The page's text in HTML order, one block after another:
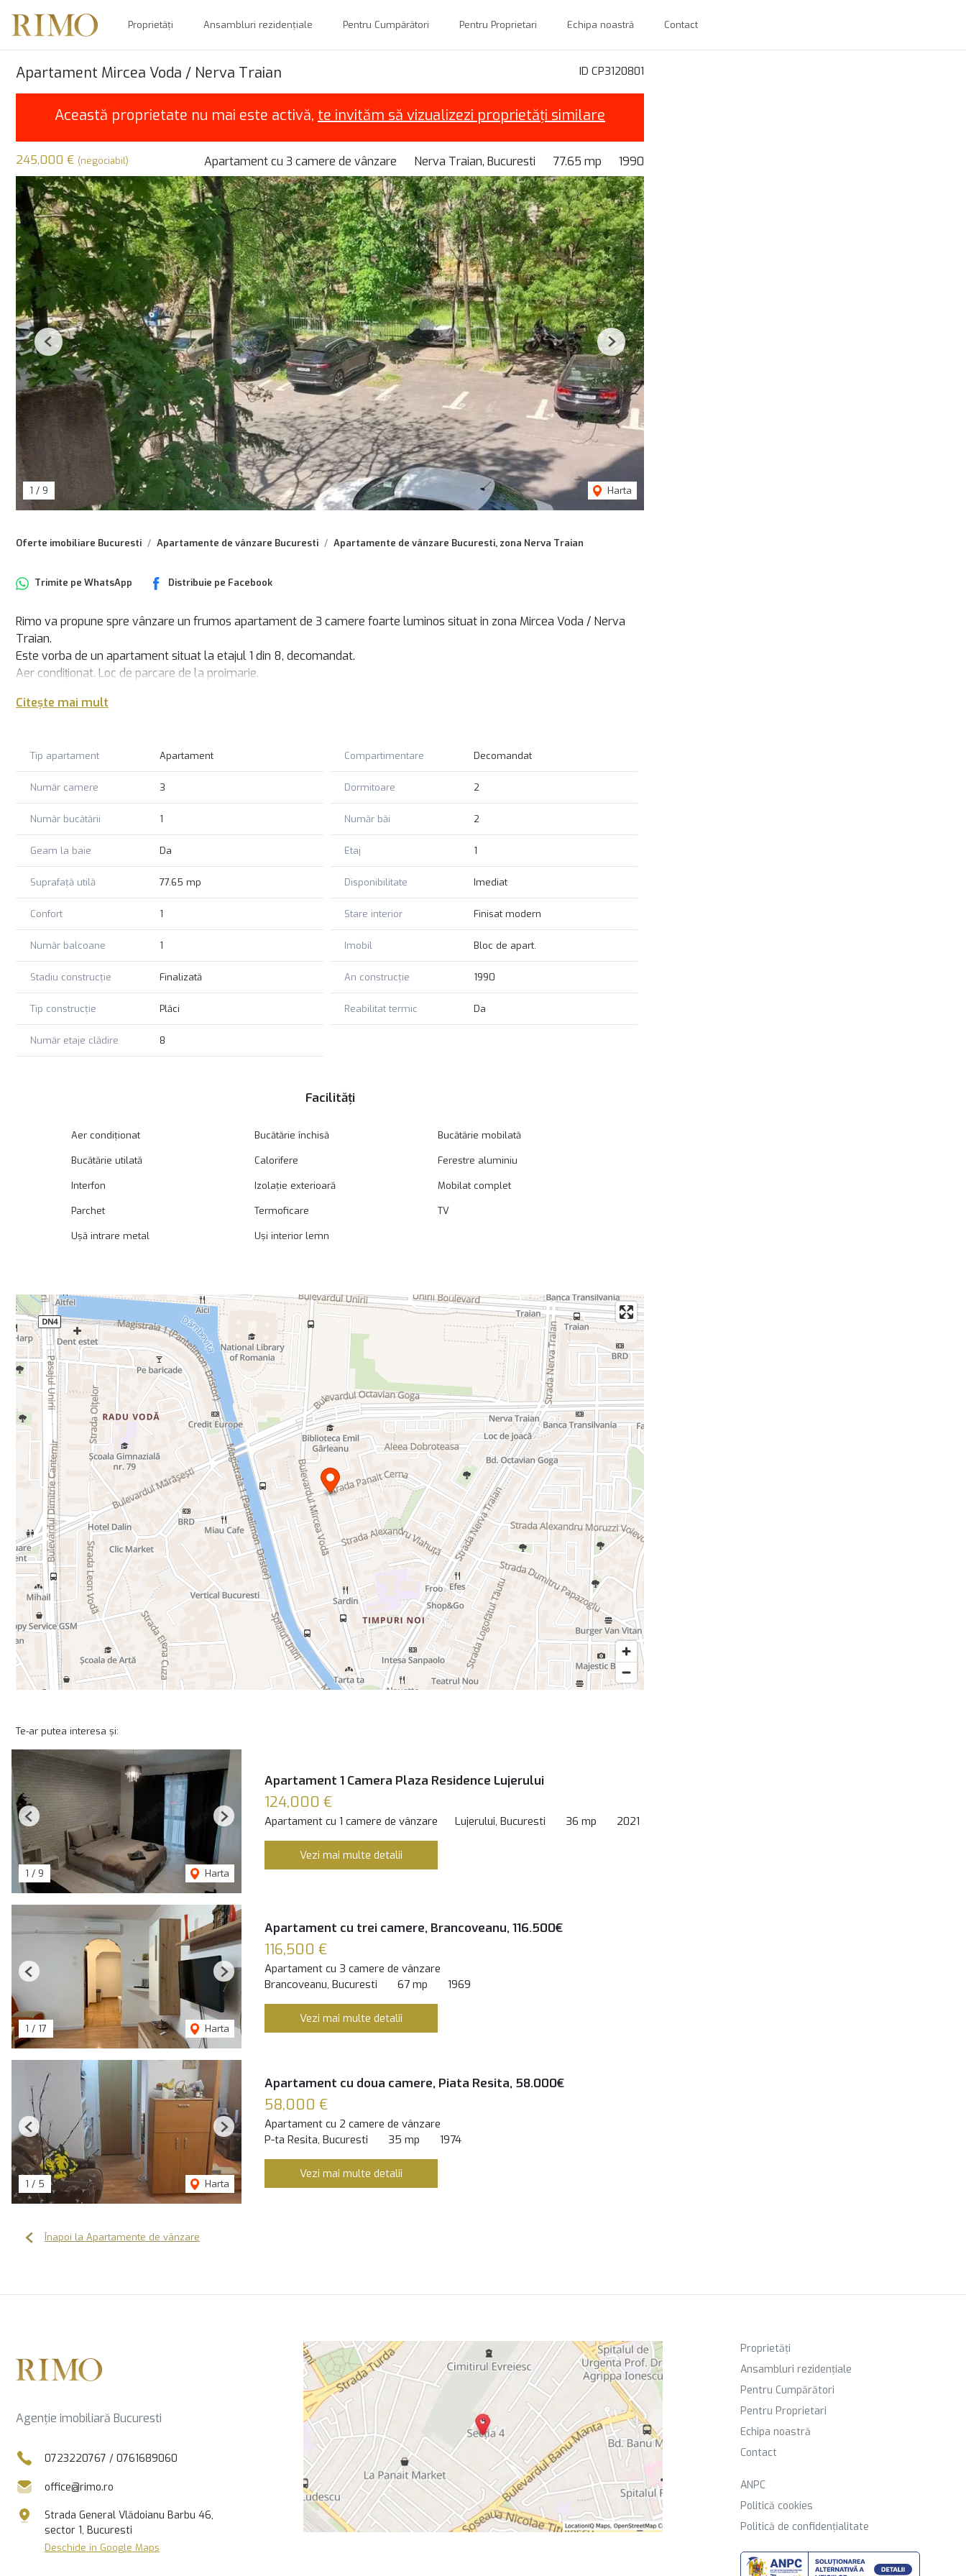
Proprietăți Ansambluri rezidențiale Pentru Cumpărători Pentru Proprietari Echipa noastră Contact
ID CP3120801
Apartament Mircea Voda / Nerva Traian
Această proprietate nu mai este activă, te invităm să vizualizezi proprietăți similare
245,000 € (negociabil) Apartament cu 3 camere de vânzare Nerva Traian, Bucuresti 77.65 mp 1990
1 / 9 Harta
Previous Next
Oferte imobiliare Bucuresti Apartamente de vânzare Bucuresti Apartamente de vânzare Bucuresti, zona Nerva Traian
Trimite pe WhatsApp Distribuie pe Facebook
Rimo va propune spre vânzare un frumos apartament de 3 camere foarte luminos situat in zona Mircea Voda / Nerva
Traian.
Este vorba de un apartament situat la etajul 1 din 8, decomandat.
Aer condiționat. Loc de parcare de la proimarie.
Suprafata utila de 76,65 mp.
autobuz și metrou.
Acces rapid către Unirii, Timpuri Noi, Nerva Traian, Mircea Vodă și zona centrala.
Apartamentul este potrivit atât pentru locuit, cât și pentru investiție, datorită poziției foarte bune și a suprafeței
Citește mai mult
Tip apartament Apartament Compartimentare Decomandat
Număr camere 3 Dormitoare 2
Număr bucătării 1 Număr băi 2
Geam la baie Da Etaj 1
Suprafață utilă 77.65 mp Disponibilitate Imediat
Confort 1 Stare interior Finisat modern
Număr balcoane 1 Imobil Bloc de apart.
Stadiu construcție Finalizată An construcție 1990
Tip construcție Plăci Reabilitat termic Da
Număr etaje clădire 8
Facilități
Aer condiționat Bucătărie închisă Bucătărie mobilată
Bucătărie utilată Calorifere Ferestre aluminiu
Interfon Izolație exterioară Mobilat complet
Parchet Termoficare TV
Ușă intrare metal Uși interior lemn
Te-ar putea interesa și:
1 / 9 Harta
Previous Next
Apartament 1 Camera Plaza Residence Lujerului
124,000 €
Apartament cu 1 camere de vânzare Lujerului, Bucuresti 36 mp 2021
Vezi mai multe detalii
1 / 17 Harta
Previous Next
Apartament cu trei camere, Brancoveanu, 116.500€
116,500 €
Apartament cu 3 camere de vânzare
Brancoveanu, Bucuresti
67 mp 1969
Vezi mai multe detalii
1 / 5 Harta
Previous Next
Apartament cu doua camere, Piata Resita, 58.000€
58,000 €
Apartament cu 2 camere de vânzare
P-ta Resita, Bucuresti
35 mp 1974
Vezi mai multe detalii
Înapoi la Apartamente de vânzare
Agenție imobiliară Bucuresti
0723220767 / 0761689060
office@rimo.ro
Strada General Vlădoianu Barbu 46,
sector 1, Bucuresti
Deschide în Google Maps
Proprietăți
Ansambluri rezidențiale
Pentru Cumpărători
Pentru Proprietari
Echipa noastră
Contact
ANPC
Politică cookies
Politică de confidențialitate